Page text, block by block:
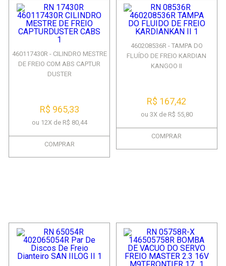
460117430R - CILINDRO MESTRE
DE FREIO COM ABS CAPTUR
DUSTER
R$ 965,33
ou 12X de R$ 80,44
COMPRAR
460208536R - TAMPA DO
FLUÍDO DE FREIO KARDIAN
KANGOO II
R$ 167,42
ou 3X de R$ 55,80
COMPRAR